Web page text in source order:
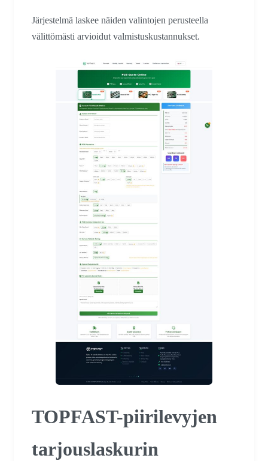
Järjestelmä laskee näiden valintojen perusteella
välittömästi arvioidut valmistuskustannukset.
TOPFAST-piirilevyjen
tarjouslaskurin